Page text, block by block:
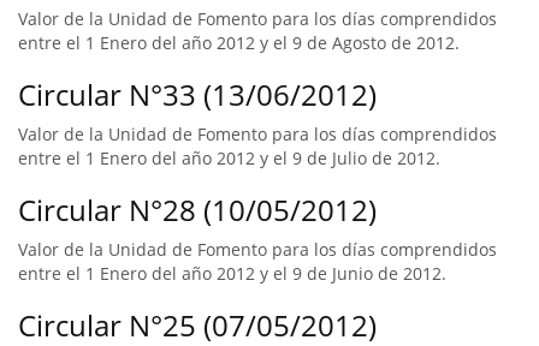
Valor de la Unidad de Fomento para los días comprendidos
entre el 1 Enero del año 2012 y el 9 de Agosto de 2012.
Circular N°33 (13/06/2012)
Valor de la Unidad de Fomento para los días comprendidos
entre el 1 Enero del año 2012 y el 9 de Julio de 2012.
Circular N°28 (10/05/2012)
Valor de la Unidad de Fomento para los días comprendidos
entre el 1 Enero del año 2012 y el 9 de Junio de 2012.
Circular N°25 (07/05/2012)